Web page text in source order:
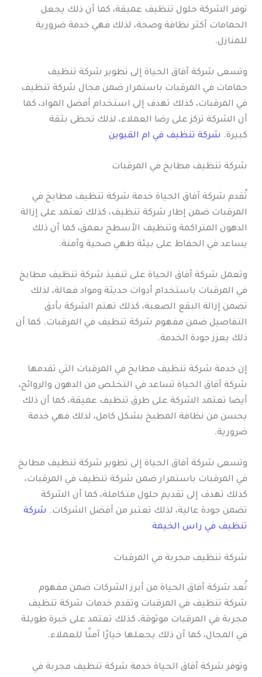
توفر الشركة حلول تنظيف عميقة، كما أن ذلك يجعل
الحمامات أكثر نظافة وصحة، لذلك فهي خدمة ضرورية
للمنازل.
وتسعى شركة آفاق الحياة إلى تطوير شركة تنظيف
حمامات في المرقبات باستمرار ضمن مجال شركة تنظيف
في المرقبات، كذلك تهدف إلى استخدام أفضل المواد، كما
أن الشركة تركز على رضا العملاء، لذلك تحظى بثقة
كبيرة. شركة تنظيف في ام القيوين
شركة تنظيف مطابخ في المرقبات
تُقدم شركة آفاق الحياة خدمة شركة تنظيف مطابخ في
المرقبات ضمن إطار شركة تنظيف، كذلك تعتمد على إزالة
الدهون المتراكمة وتنظيف الأسطح بعمق، كما أن ذلك
يساعد في الحفاظ على بيئة طهي صحية وآمنة.
وتعمل شركة آفاق الحياة على تنفيذ شركة تنظيف مطابخ
في المرقبات باستخدام أدوات حديثة ومواد فعالة، لذلك
تضمن إزالة البقع الصعبة، كذلك تهتم الشركة بأدق
التفاصيل ضمن مفهوم شركة تنظيف في المرقبات. كما أن
ذلك يعزز جودة الخدمة.
إن خدمة شركة تنظيف مطابخ في المرقبات التي تقدمها
شركة آفاق الحياة تساعد في التخلص من الدهون والروائح،
أيضا تعتمد الشركة على طرق تنظيف عميقة، كما أن ذلك
يحسن من نظافة المطبخ بشكل كامل، لذلك فهي خدمة
ضرورية.
وتسعى شركة آفاق الحياة إلى تطوير شركة تنظيف مطابخ
في المرقبات باستمرار ضمن شركة تنظيف في المرقبات،
كذلك تهدف إلى تقديم حلول متكاملة، كما أن الشركة
تضمن جودة عالية، لذلك تعتبر من أفضل الشركات. شركة
تنظيف في راس الخيمة
شركة تنظيف مجربة في المرقبات
تُعد شركة آفاق الحياة من أبرز الشركات ضمن مفهوم
شركة تنظيف في المرقبات وتقدم خدمات شركة تنظيف
مجربة في المرقبات موثوقة، كذلك تعتمد على خبرة طويلة
في المجال، كما أن ذلك يجعلها خيارًا آمنًا للعملاء.
وتوفر شركة آفاق الحياة خدمة شركة تنظيف مجربة في